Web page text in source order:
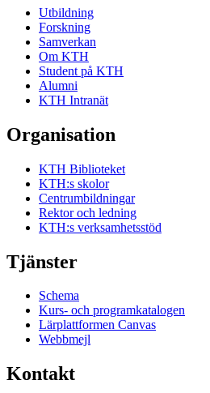
Utbildning
Forskning
Samverkan
Om KTH
Student på KTH
Alumni
KTH Intranät
Organisation
KTH Biblioteket
KTH:s skolor
Centrumbildningar
Rektor och ledning
KTH:s verksamhetsstöd
Tjänster
Schema
Kurs- och programkatalogen
Lärplattformen Canvas
Webbmejl
Kontakt